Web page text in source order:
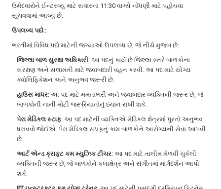
ઉમેદવારોને ઈન્ટરવ્યુ માટે સવારના 11:30 વાગ્યે નોંધણી માટે પહોચવા
સૂચવવામાં આવ્યું છે.
ઉપલબ્ધ પદો :
ભરતીમાં વિવિધ પદો માટેની જગ્યાઓ ઉપલબ્ધ છે, જે નીચે મુજબ છે:
જિલ્લા બાળ સુરક્ષા અધિકારી: આ પદનું કાર્ય છે જિલ્લા સ્તરે બાળકોના
સંરક્ષણ અને સલામતી માટે જવાબદારી વહન કરવી. આ પદ માટે યોગ્ય
ક્વોલિફિકેશન અને અનુભવ જરૂરી છે.
હાઉસ માધર: આ પદ માટે મમતાભરી અને જવાબદાર વ્યક્તિની જરૂર છે, જે
બાળકોની નાની મોટી જરૂરિયાતોનું ધ્યાન રાખી શકે.
પેરા મેડિકલ સ્ટાફ: આ પદ માટેની વ્યક્તિએ મેડિકલ ક્ષેત્રમાં પુરતો અનુભવ
ધરાવવો જોઈએ. પેરા મેડિકલ સ્ટાફનું કામ બાળકોને આરોગ્યની સેવા આપવી
છે.
આર્ટ એન્ડ ક્રાફ્ટ કમ મ્યુઝિક ટીચર: આ પદ માટે તાલીમ મેળવી ચુકેલી
વ્યક્તિની જરૂર છે, જે બાળકોને કલાક્ષેત્ર અને સંગીતમાં માર્ગદર્શન આપી
શકે.